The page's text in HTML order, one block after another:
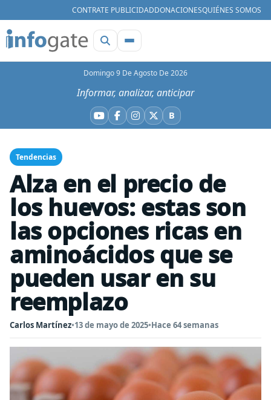
CONTRATE PUBLICIDADDONACIONESQUIÉNES SOMOS
Domingo 9 De Agosto De 2026
Informar, analizar, anticipar
YouTube
Facebook
Instagram
X BBluesky
Tendencias
Alza en el precio de
los huevos: estas son
las opciones ricas en
aminoácidos que se
pueden usar en su
reemplazo
Carlos Martínez•13 de mayo de 2025•Hace 64 semanas